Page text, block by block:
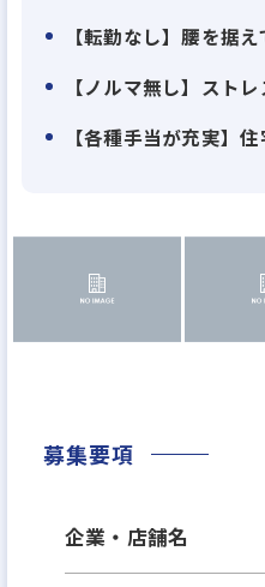
業界にとってよりよい
最新のテクノロジーをも
ー』で社会問題を解決
ダクトを開発しております
・不動産を通じた資産
ットフォーム
・社会的意義を重視し
などなど・・・
【転勤なし】腰を据え
【ノルマ無し】スト
【各種手当が充実】
募集要項
企業・店舗名